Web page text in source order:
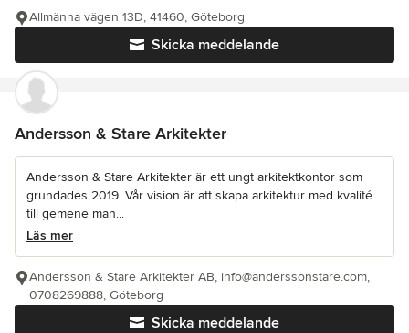
Skicka meddelande
Allmänna vägen 13D, 41460, Göteborg
Andersson & Stare Arkitekter
Andersson & Stare Arkitekter är ett ungt arkitektkontor som
grundades 2019. Vår vision är att skapa arkitektur med kvalité
till gemene man...
Läs mer
Skicka meddelande
Andersson & Stare Arkitekter AB, info@anderssonstare.com,
0708269888, Göteborg